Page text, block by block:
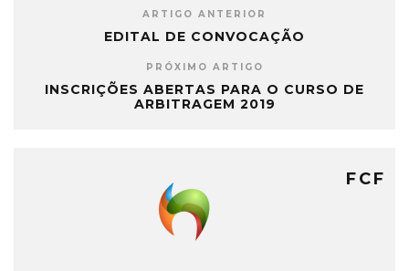
ARTIGO ANTERIOR
EDITAL DE CONVOCAÇÃO
PRÓXIMO ARTIGO
INSCRIÇÕES ABERTAS PARA O CURSO DE
ARBITRAGEM 2019
FCF